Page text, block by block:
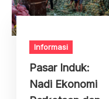
Informasi
Pasar Induk:
Nadi Ekonomi